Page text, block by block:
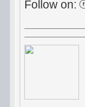
Follow on: